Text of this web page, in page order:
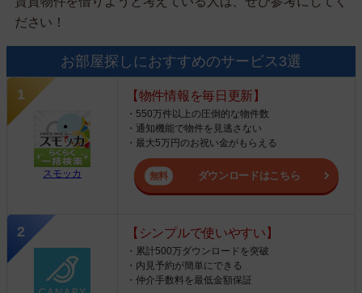
ださい！
お部屋探しにおすすめのサービス3選
スモッカ
【物件情報を毎日更新】
・550万件以上の圧倒的な物件数
・通知機能で物件を見逃さない
・最大5万円のお祝い金がもらえる
ダウンロードはこちら
【シンプルで使いやすい】
・累計500万ダウンロードを突破
・内見予約が簡単にできる
・仲介手数料を最低金額保証